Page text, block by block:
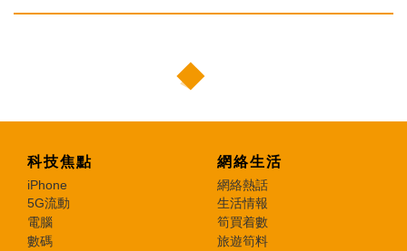
科技焦點
iPhone
5G流動
電腦
數碼
網絡生活
網絡熱話
生活情報
筍買着數
旅遊筍料